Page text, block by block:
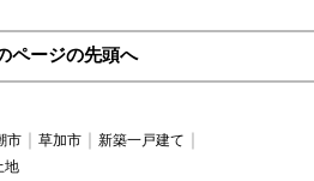
ページの先頭へ
市 草加市
新築一戸建て
地